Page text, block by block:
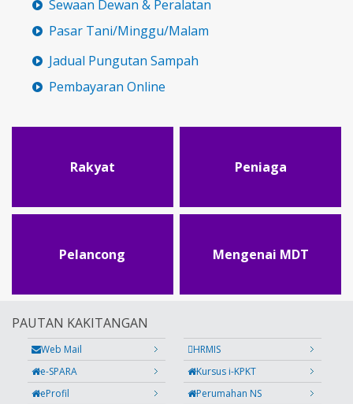
Sewaan Dewan & Peralatan
Pasar Tani/Minggu/Malam
Jadual Pungutan Sampah
Pembayaran Online
Rakyat Peniaga
Pelancong Mengenai MDT
PAUTAN KAKITANGAN
Web Mail
HRMIS
e-SPARA
Kursus i-KPKT
eProfil
Perumahan NS